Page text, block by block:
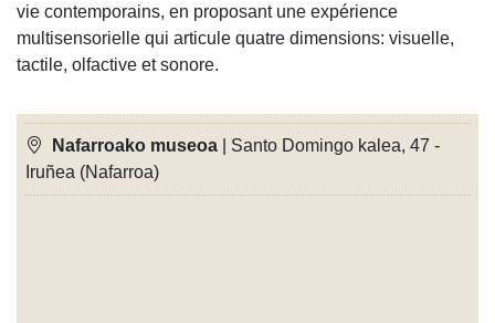
vie contemporains, en proposant une expérience
multisensorielle qui articule quatre dimensions: visuelle,
tactile, olfactive et sonore.
Nafarroako museoa | Santo Domingo kalea, 47 -
Iruñea (Nafarroa)